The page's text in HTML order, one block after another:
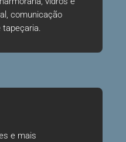
comunicação
tapeçaria.
e mais